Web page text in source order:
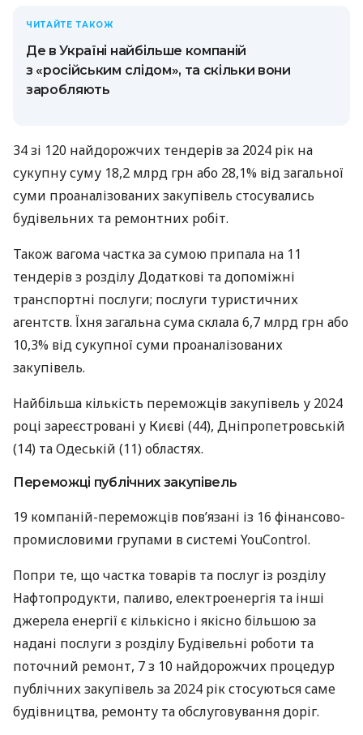
ЧИТАЙТЕ ТАКОЖ
Де в Україні найбільше компаній
з «російським слідом», та скільки вони
заробляють
34 зі 120 найдорожчих тендерів за 2024 рік на
сукупну суму 18,2 млрд грн або 28,1% від загальної
суми проаналізованих закупівель стосувались
будівельних та ремонтних робіт.
Також вагома частка за сумою припала на 11
тендерів з розділу Додаткові та допоміжні
транспортні послуги; послуги туристичних
агентств. Їхня загальна сума склала 6,7 млрд грн або
10,3% від сукупної суми проаналізованих
закупівель.
Найбільша кількість переможців закупівель у 2024
році зареєстровані у Києві (44), Дніпропетровській
(14) та Одеській (11) областях.
Переможці публічних закупівель
19 компаній-переможців пов’язані із 16 фінансово-
промисловими групами в системі YouControl.
Попри те, що частка товарів та послуг із розділу
Нафтопродукти, паливо, електроенергія та інші
джерела енергії є кількісно і якісно більшою за
надані послуги з розділу Будівельні роботи та
поточний ремонт, 7 з 10 найдорожчих процедур
публічних закупівель за 2024 рік стосуються саме
будівництва, ремонту та обслуговування доріг.